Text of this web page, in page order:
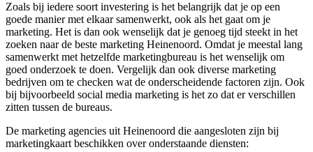
Zoals bij iedere soort investering is het belangrijk dat je op een
goede manier met elkaar samenwerkt, ook als het gaat om je
marketing. Het is dan ook wenselijk dat je genoeg tijd steekt in het
zoeken naar de beste marketing Heinenoord. Omdat je meestal lang
samenwerkt met hetzelfde marketingbureau is het wenselijk om
goed onderzoek te doen. Vergelijk dan ook diverse marketing
bedrijven om te checken wat de onderscheidende factoren zijn. Ook
bij bijvoorbeeld social media marketing is het zo dat er verschillen
zitten tussen de bureaus.
De marketing agencies uit Heinenoord die aangesloten zijn bij
marketingkaart beschikken over onderstaande diensten: